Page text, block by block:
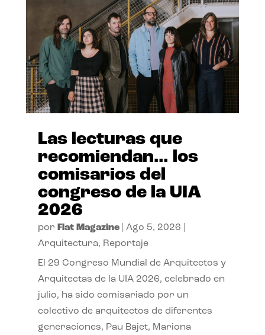
Las lecturas que
recomiendan… los
comisarios del
congreso de la UIA
2026
por Flat Magazine| Ago 5, 2026
Arquitectura, Reportaje
El 29 Congreso Mundial de Arquitectos y
Arquitectas de la UIA 2026, celebrado en
julio, ha sido comisariado por un
colectivo de arquitectos de diferentes
generaciones, Pau Bajet, Mariona